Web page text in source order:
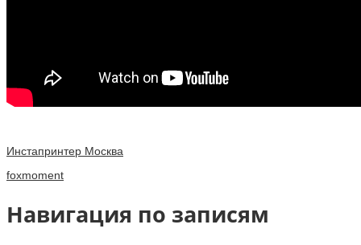
Инстапринтер Москва
foxmoment
Навигация по записям